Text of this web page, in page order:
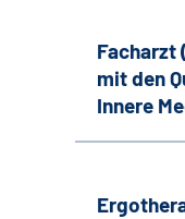
Facharzt (
mit den
Innere